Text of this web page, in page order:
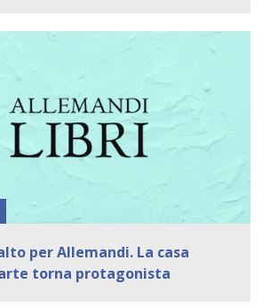
per Allemandi. La casa
torna protagonista